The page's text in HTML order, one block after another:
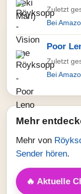
Zuletzt
Bei
Poor
Zuletzt
Bei
Mehr
Mehr von
Sender hören.
🔥 Aktuelle